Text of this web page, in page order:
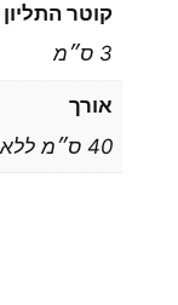
קוטר התליון
3 ס״מ
אורך
40 ס״מ ללא מאריך